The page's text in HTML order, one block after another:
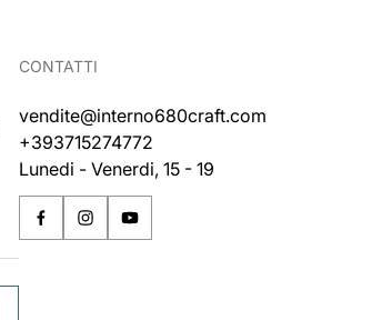
CONTATTI
vendite@interno680craft.com
+393715274772
Lunedi - Venerdi, 15 - 19